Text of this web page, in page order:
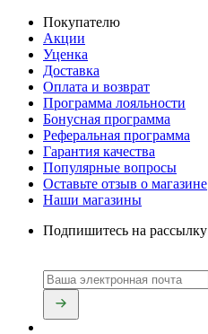
Покупателю
Акции
Уценка
Доставка
Оплата и возврат
Программа лояльности
Бонусная программа
Реферальная программа
Гарантия качества
Популярные вопросы
Оставьте отзыв о магазине
Наши магазины
Подпишитесь на рассылку